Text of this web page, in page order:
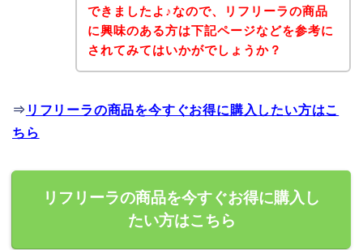
できましたよ♪なので、リフリーラの商品
に興味のある方は下記ページなどを参考に
されてみてはいかがでしょうか？
⇒ リフリーラの商品を今すぐお得に購入したい方はこ
ちら
リフリーラの商品を今すぐお得に購入し
たい方はこちら